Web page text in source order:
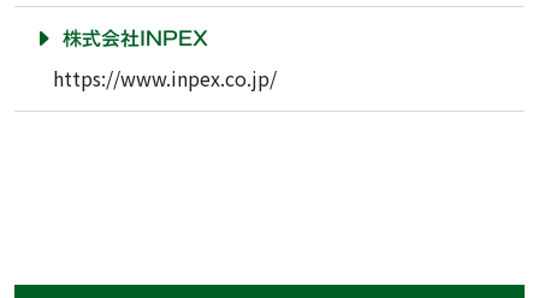
株式会社INPEX
https://www.inpex.co.jp/